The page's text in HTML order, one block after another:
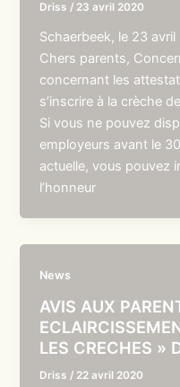
Driss / 23 avril 2020
Schaerbeek, le 23 avril
Chers parents,
concernant les
s’inscrire à la crèche
Si vous ne pouvez
employeurs avant le
actuelle, vous pouvez
l’honneur
News
AVIS AUX
LES CRECHES »
Driss / 22 avril 2020